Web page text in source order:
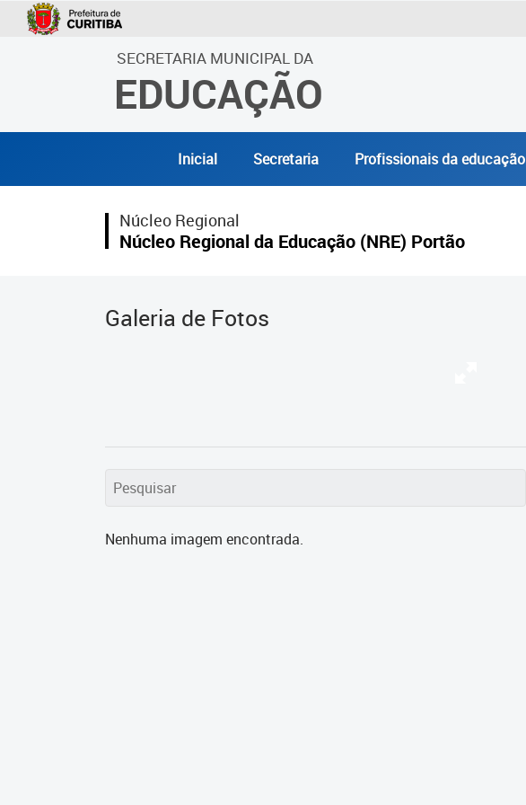
SECRETARIA MUNICIPAL DA
EDUCAÇÃO
Inicial Secretaria Profissionais da educação
Núcleo Regional
Núcleo Regional da Educação (NRE) Portão
Galeria de Fotos
Nenhuma imagem encontrada.